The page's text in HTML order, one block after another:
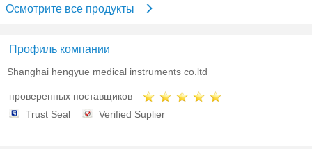
Осмотрите все продукты
Профиль компании
Shanghai hengyue medical instruments co.ltd
проверенных поставщиков
Trust Seal
Verified Suplier